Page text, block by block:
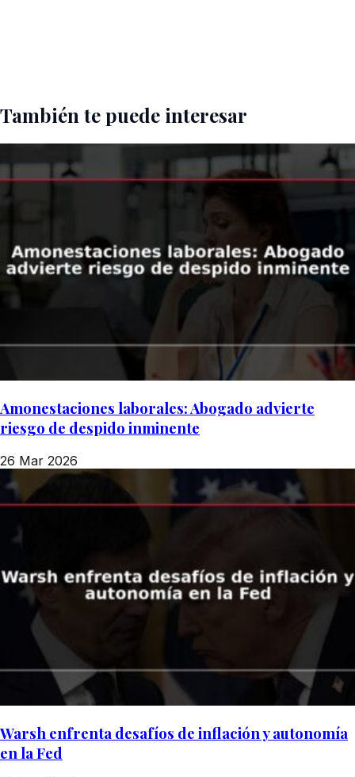
También te puede interesar
Amonestaciones laborales: Abogado advierte
riesgo de despido inminente
26 Mar 2026
Warsh enfrenta desafíos de inflación y autonomía
en la Fed